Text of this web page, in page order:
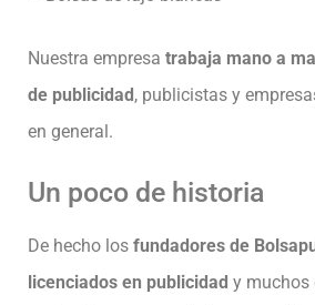
Nuestra empresa trabaja mano a
de publicidad , publicistas y
en general.
Un poco de historia
De hecho los fundadores de
licenciados en publicidad y muchos